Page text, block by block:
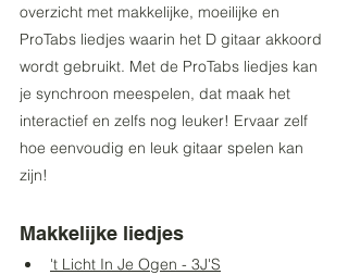
overzicht met makkelijke, moeilijke en
ProTabs liedjes waarin het D gitaar akkoord
wordt gebruikt. Met de ProTabs liedjes kan
je synchroon meespelen, dat maak het
interactief en zelfs nog leuker! Ervaar zelf
hoe eenvoudig en leuk gitaar spelen kan
zijn!
Makkelijke liedjes
't Licht In Je Ogen - 3J'S